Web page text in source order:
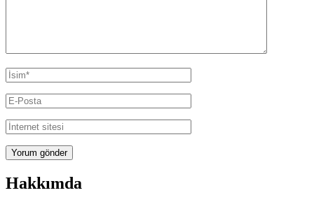
Ad
Soyad
E-
posta
İnternet
sitesi
Hakkımda